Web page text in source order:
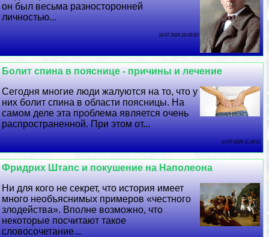
он был весьма разносторонней
личностью...
14 07 2026 19:39:20
Болит спина в пояснице - причины и лечение
Сегодня многие люди жалуются на то, что у
них болит спина в области поясницы. На
самом деле эта проблема является очень
распространенной. При этом от...
13 07 2026 11:30:11
Фридрих Штапс и покушение на Наполеона
Ни для кого не секрет, что история имеет
много необъяснимых примеров «честного
злодейства». Вполне возможно, что
некоторые посчитают такое
словосочетание...